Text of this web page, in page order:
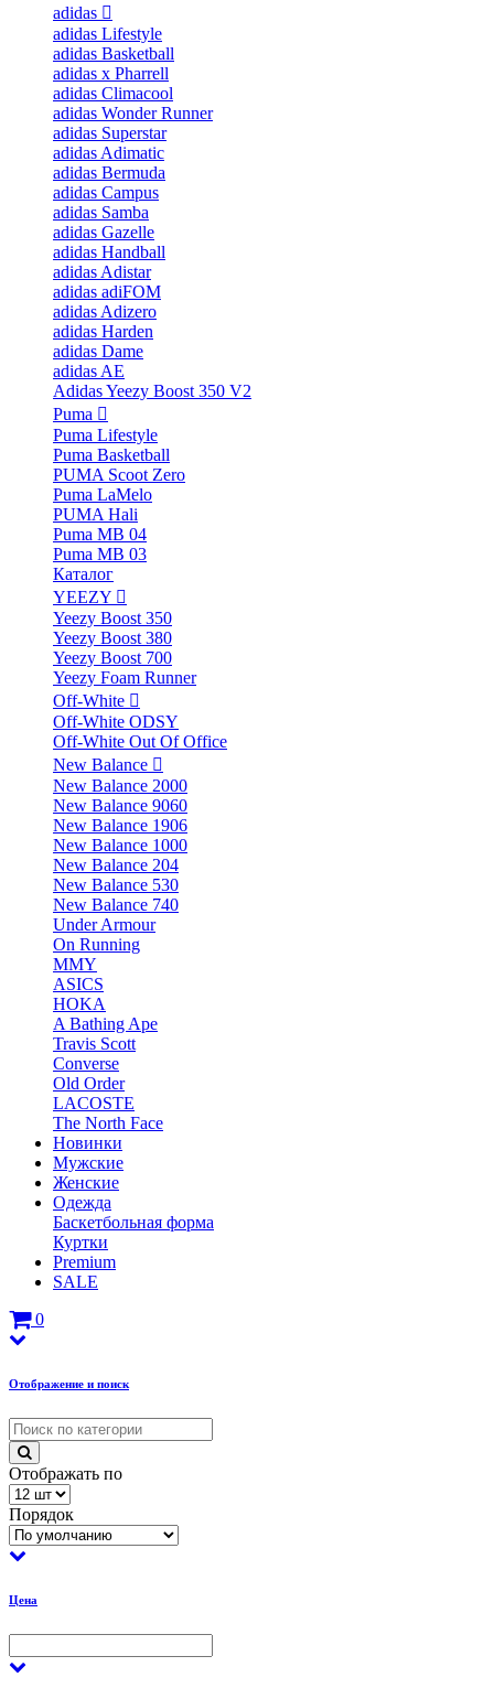
adidas
adidas Lifestyle
adidas Basketball
adidas x Pharrell
adidas Climacool
adidas Wonder Runner
adidas Superstar
adidas Adimatic
adidas Bermuda
adidas Campus
adidas Samba
adidas Gazelle
adidas Handball
adidas Adistar
adidas adiFOM
adidas Adizero
adidas Harden
adidas Dame
adidas AE
Adidas Yeezy Boost 350 V2
Puma
Puma Lifestyle
Puma Basketball
PUMA Scoot Zero
Puma LaMelo
PUMA Hali
Puma MB 04
Puma MB 03
Каталог
YEEZY
Yeezy Boost 350
Yeezy Boost 380
Yeezy Boost 700
Yeezy Foam Runner
Off-White
Off-White ODSY
Off-White Out Of Office
New Balance
New Balance 2000
New Balance 9060
New Balance 1906
New Balance 1000
New Balance 204
New Balance 530
New Balance 740
Under Armour
On Running
MMY
ASICS
HOKA
A Bathing Ape
Travis Scott
Converse
Old Order
LACOSTE
The North Face
Новинки
Мужские
Женские
Одежда
Баскетбольная форма
Куртки
Premium
SALE
0
Отображение и поиск
Отображать по
Порядок
Цена